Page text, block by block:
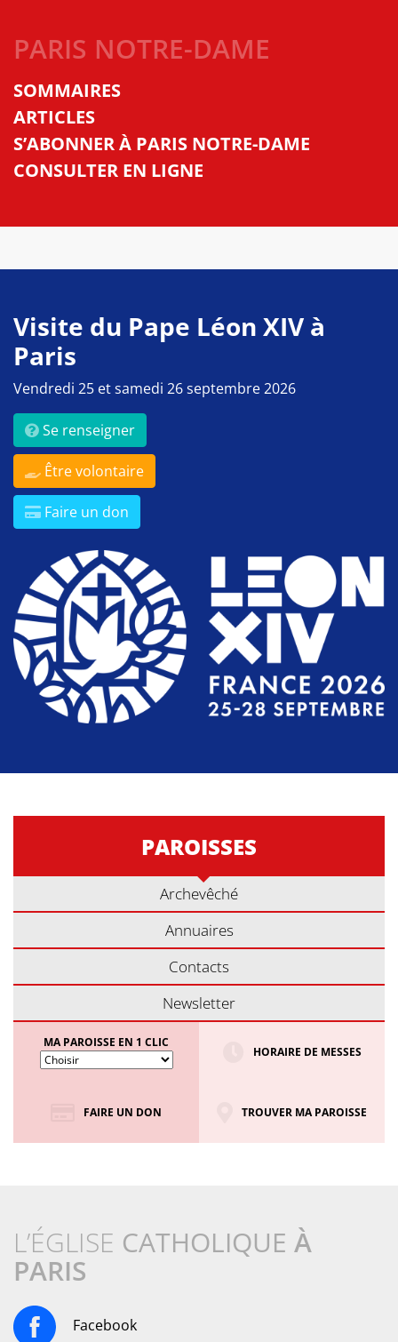
PARIS NOTRE-DAME
SOMMAIRES
ARTICLES
S’ABONNER À PARIS NOTRE-DAME
CONSULTER EN LIGNE
Visite du Pape Léon XIV à
Paris
Vendredi 25 et samedi 26 septembre 2026
Se renseigner
Être volontaire
Faire un don
PAROISSES
Archevêché
Annuaires
Contacts
Newsletter
MA PAROISSE EN 1 CLIC
HORAIRE DE MESSES
FAIRE UN DON TROUVER MA PAROISSE
L’ÉGLISE CATHOLIQUE À
PARIS
Facebook